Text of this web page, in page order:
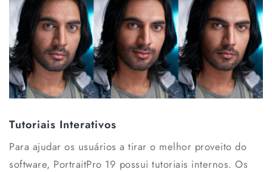
Tutoriais Interativos
Para ajudar os usuários a tirar o melhor proveito do
software, PortraitPro 19 possui tutoriais internos. Os